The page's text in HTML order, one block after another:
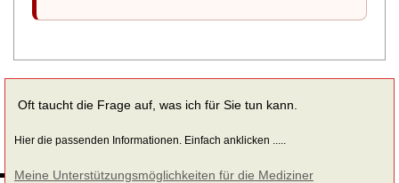
Oft taucht die Frage auf, was ich für Sie tun kann.
Hier die passenden Informationen. Einfach anklicken .....
Meine Unterstützungsmöglichkeiten für die Mediziner